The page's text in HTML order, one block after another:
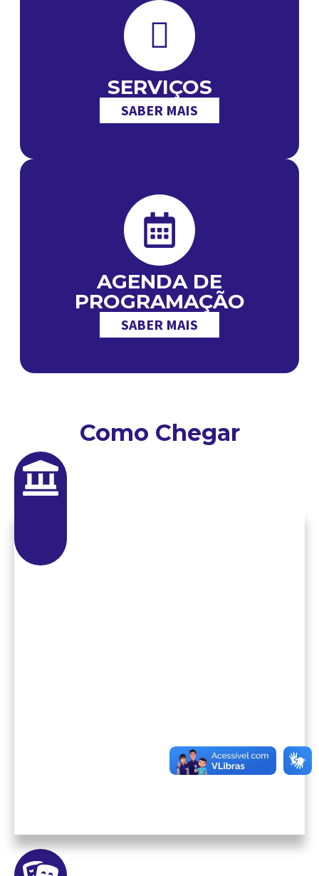
SERVIÇOS
SABER MAIS
AGENDA DE
PROGRAMAÇÃO
SABER MAIS
Como Chegar